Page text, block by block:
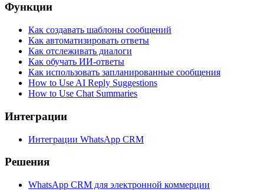
Функции
Как создавать шаблоны сообщений
Как автоматизировать ответы
Как отслеживать диалоги
Как обучать ИИ-ответы
Как использовать запланированные сообщения
How to Use AI Reply Suggestions
How to Use Chat Summaries
Интеграции
Интеграции WhatsApp CRM
Решения
WhatsApp CRM для электронной коммерции